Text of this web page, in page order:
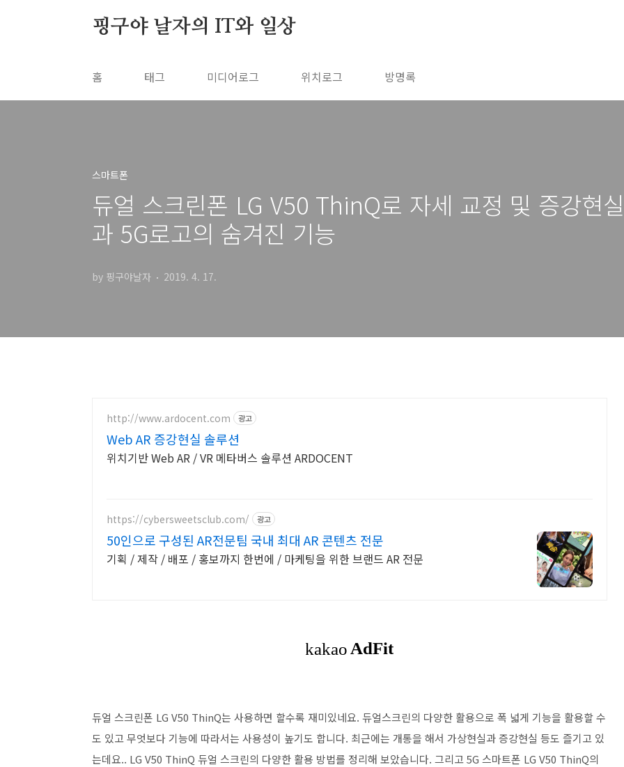
핑구야 날자의 IT와 일상
홈 태그 미디어로그 위치로그 방명록
스마트폰
듀얼 스크린폰 LG V50 ThinQ로 자세 교정 및 증강현
과 5G로고의 숨겨진 기능
by 핑구야날자 2019. 4. 17.
http://www.ardocent.com 광고
Web AR 증강현실 솔루션
위치기반 Web AR / VR 메타버스 솔루션 ARDOCENT
https://cybersweetsclub.com/ 광고
50인으로 구성된 AR전문팀 국내 최대 AR 콘텐츠 전문
기획 / 제작 / 배포 / 홍보까지 한번에 / 마케팅을 위한 브랜드 AR 전문
듀얼 스크린폰 LG V50 ThinQ는 사용하면 할수록 재미있네요. 듀얼스크린의 다양한 활용으로 폭 넓게 기능을 활용할 수
도 있고 무엇보다 기능에 따라서는 사용성이 높기도 합니다. 최근에는 개통을 해서 가상현실과 증강현실 등도 즐기고 있
는데요.. LG V50 ThinQ 듀얼 스크린의 다양한 활용 방법를 정리해 보았습니다. 그리고 5G 스마트폰 LG V50 ThinQ의